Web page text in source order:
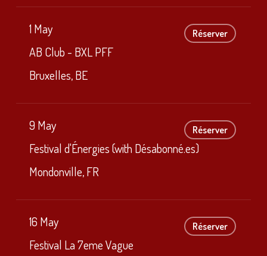
1 May
AB Club - BXL PFF
Bruxelles, BE
Réserver
9 May
Festival d'Énergies (with Désabonné.es)
Mondonville, FR
Réserver
16 May
Festival La 7eme Vague
Réserver